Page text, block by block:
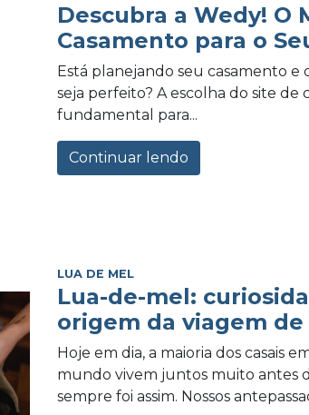
Descubra a Wedy! O
Casamento para o
Está planejando seu casamento
seja perfeito? A escolha do site de
fundamental para...
Continuar lendo
LUA DE MEL
Lua-de-mel:
origem da viagem
Hoje em dia, a maioria dos casais
mundo vivem juntos muito antes
sempre foi assim. Nossos